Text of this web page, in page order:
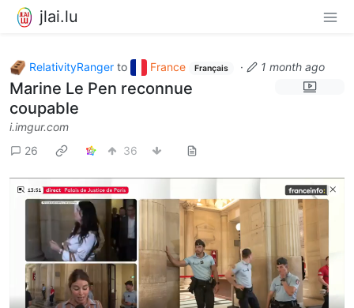
jlai.lu
RelativityRanger to France Français · 1 month ago
Marine Le Pen reconnue
coupable
i.imgur.com
26
36